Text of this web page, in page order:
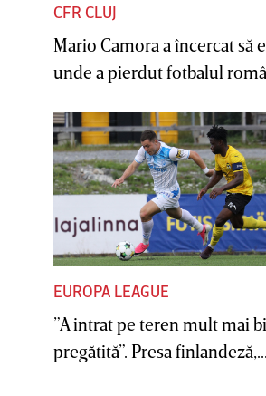
CFR CLUJ
Mario Camora a încercat să
unde a pierdut fotbalul
EUROPA LEAGUE
”A intrat pe teren mult mai
pregătită”. Presa